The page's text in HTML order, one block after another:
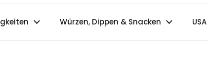
Würzen, Dippen & Snacken